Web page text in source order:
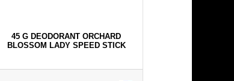
45 G DEODORANT ORCHARD
BLOSSOM LADY SPEED STICK